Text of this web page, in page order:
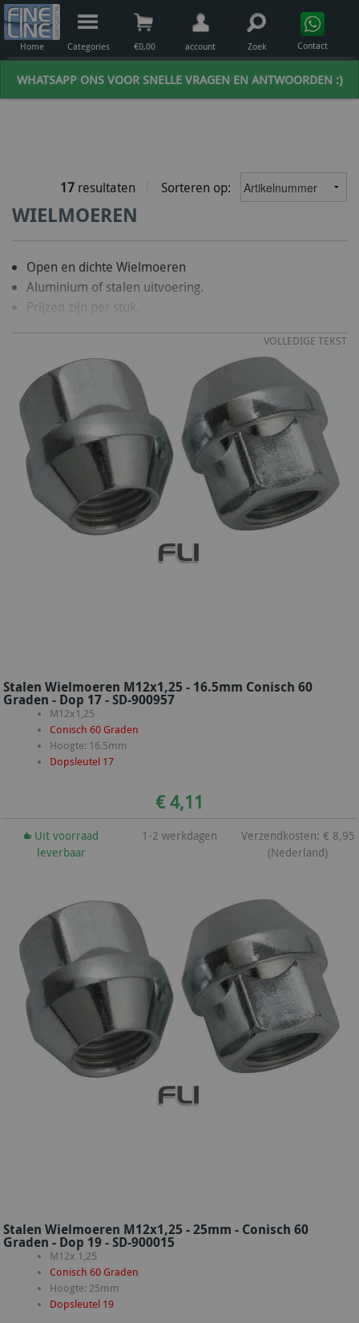
WHATSAPP ONS VOOR SNELLE VRAGEN EN ANTWOORDEN :)
Home Categories €0,00 account Zoek Contact
17 resultaten Sorteren op:
WIELMOEREN
Open en dichte Wielmoeren
Aluminium of stalen uitvoering.
Prijzen zijn per stuk.
VOLLEDIGE TEKST
Stalen Wielmoeren M12x1,25 - 16.5mm Conisch 60
Graden - Dop 17 - SD-900957
M12x1,25
Conisch 60 Graden
Hoogte: 16.5mm
Dopsleutel 17
€ 4,11
Uit voorraad
leverbaar
1-2 werkdagen
Verzendkosten: € 8,95
(Nederland)
Stalen Wielmoeren M12x1,25 - 25mm - Conisch 60
Graden - Dop 19 - SD-900015
M12x 1,25
Conisch 60 Graden
Hoogte: 25mm
Dopsleutel 19